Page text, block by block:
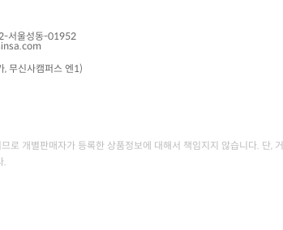
서울성동-01952
무신사캠퍼스 엔1)
로 개별판매자가 등록한 상품정보에 대해서 책임지지 않습니다. 단, 거
.